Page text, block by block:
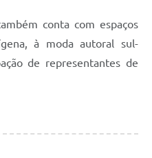
conta com espaços
à moda autoral sul-
de representantes de